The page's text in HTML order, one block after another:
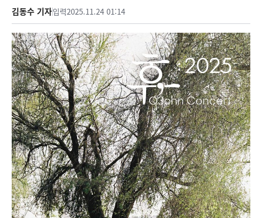
김동수 기자입력2025.11.24 01:14